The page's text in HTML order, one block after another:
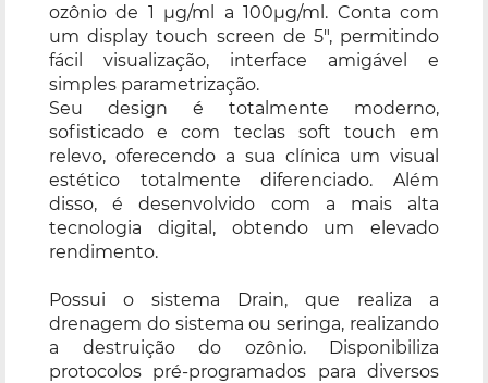
ozônio de 1 µg/ml a 100µg/ml. Conta com
um display touch screen de 5", permitindo
fácil visualização, interface amigável e
simples parametrização.
Seu design é totalmente moderno,
sofisticado e com teclas soft touch em
relevo, oferecendo a sua clínica um visual
estético totalmente diferenciado. Além
disso, é desenvolvido com a mais alta
tecnologia digital, obtendo um elevado
rendimento.
Possui o sistema Drain, que realiza a
drenagem do sistema ou seringa, realizando
a destruição do ozônio. Disponibiliza
protocolos pré-programados para diversos